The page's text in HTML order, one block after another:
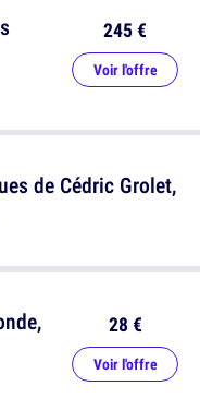
de Cédric Grolet,
245 €
Voir l'offre
28 €
Voir l'offre